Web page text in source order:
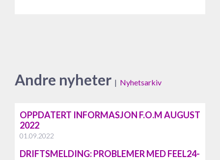
Andre nyheter | Nyhetsarkiv
OPPDATERT INFORMASJON F.O.M AUGUST
2022
01.09.2022
DRIFTSMELDING: PROBLEMER MED FEEL24-